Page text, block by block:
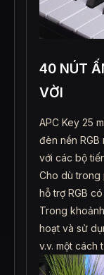
40 NÚT
VỜI
APC Key 25
đèn nền
với các bộ
Cho dù trong
hỗ trợ RGB
Trong
hoạt và sử
v.v. một cách